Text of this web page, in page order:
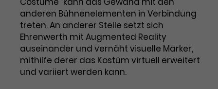
anderen Bühnenelementen in Verbindung
treten. An anderer Stelle setzt sich
Ehrenwerth mit Augmented Reality
auseinander und vernäht visuelle Marker,
mithilfe derer das Kostüm virtuell erweitert
und variiert werden kann.